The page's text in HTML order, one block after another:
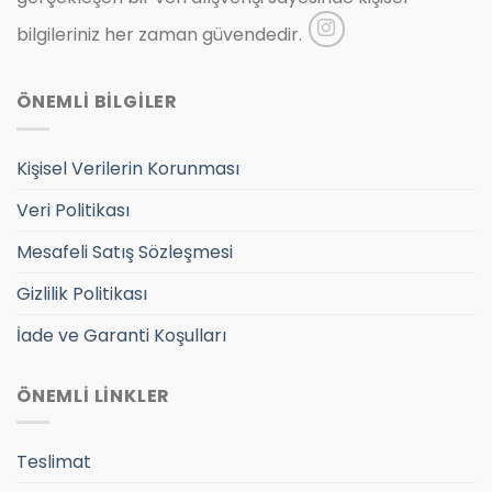
bilgileriniz her zaman güvendedir.
ÖNEMLİ BİLGİLER
Kişisel Verilerin Korunması
Veri Politikası
Mesafeli Satış Sözleşmesi
Gizlilik Politikası
İade ve Garanti Koşulları
ÖNEMLİ LİNKLER
Teslimat